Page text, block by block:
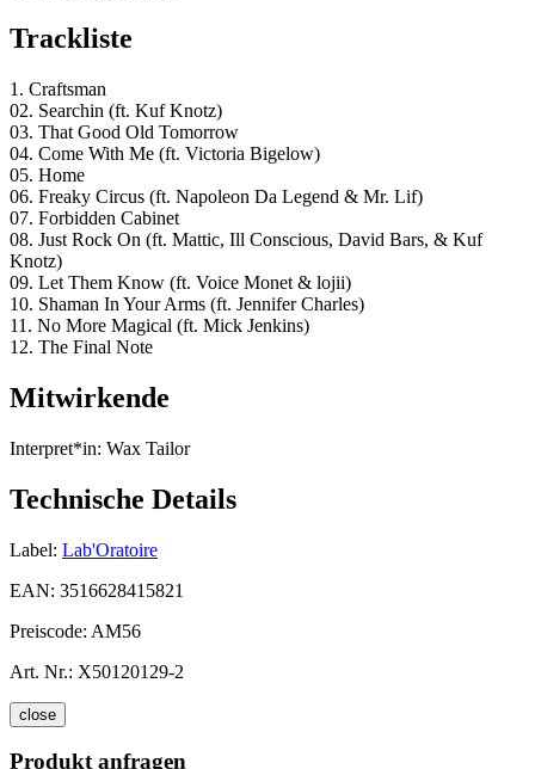
Trackliste
1. Craftsman
02. Searchin (ft. Kuf Knotz)
03. That Good Old Tomorrow
04. Come With Me (ft. Victoria Bigelow)
05. Home
06. Freaky Circus (ft. Napoleon Da Legend & Mr. Lif)
07. Forbidden Cabinet
08. Just Rock On (ft. Mattic, Ill Conscious, David Bars, & Kuf
Knotz)
09. Let Them Know (ft. Voice Monet & lojii)
10. Shaman In Your Arms (ft. Jennifer Charles)
11. No More Magical (ft. Mick Jenkins)
12. The Final Note
Mitwirkende
Interpret*in: Wax Tailor
Technische Details
Label: Lab'Oratoire
EAN: 3516628415821
Preiscode: AM56
Art. Nr.: X50120129-2
close
Produkt anfragen